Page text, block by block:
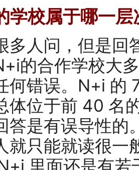
学校属于哪一层
多人问，但是回
的合作学校大
何错误。N+i 的
体位于前 40 名
答是有误导性的
就只能就读很一
里面还是有